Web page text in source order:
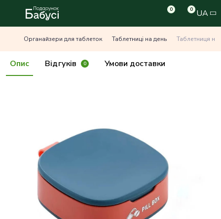
0 0 UA
Органайзери для таблеток Таблетниці на день Таблетниця на
Опис Відгуків 0 Умови доставки